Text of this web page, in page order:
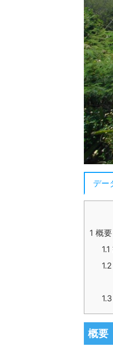
デー
1 概要
1.1
1.2
1.3
概要